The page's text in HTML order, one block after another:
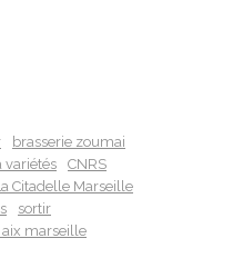
brasserie zoumai
variétés
CNRS
Citadelle Marseille
sortir
marseille